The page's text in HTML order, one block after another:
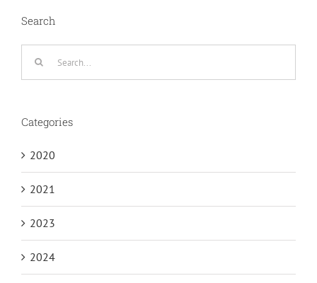
Search
Categories
2020
2021
2023
2024